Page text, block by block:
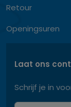
Retour
Openingsuren
Laat ons
Schrijf je in